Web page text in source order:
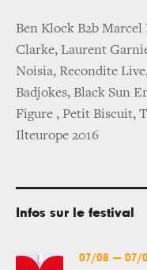
Ben Klock B2b
Clarke, Laurent
Noisia, Recondite
Badjokes, Black Sun
Figure , Petit Biscuit,
Ilteurope 2016
Infos sur le festival
07/08 — 07/